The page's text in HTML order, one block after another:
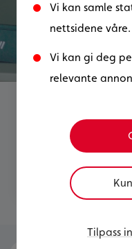
Vi kan samle
nettsidene våre.
Vi kan gi deg
relevante
Tilpass
Bli
våre